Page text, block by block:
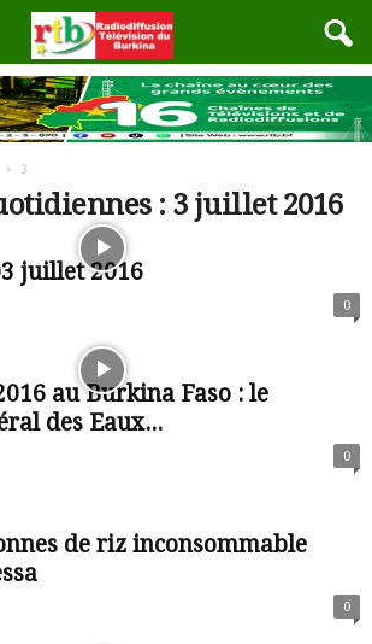
3
: 3 juillet 2016
juillet 2016
0
au Burkina Faso : le
des Eaux...
0
de riz inconsommable
0